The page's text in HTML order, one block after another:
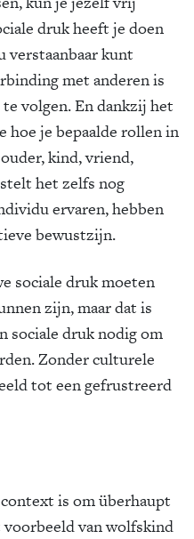
druk heeft je doen
verstaanbaar kunt
met anderen is
volgen. En dankzij het
je bepaalde rollen in
kind, vriend,
het zelfs nog
ervaren, hebben
bewustzijn.
sociale druk moeten
zijn, maar dat is
sociale druk nodig om
Zonder culturele
tot een gefrustreerd
is om überhaupt
van wolfskind